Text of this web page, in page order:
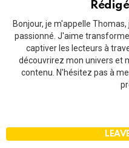
Bonjour, je m'appelle
passionné. J'aime
captiver les lecteurs à
découvrirez mon univers et
contenu. N'hésitez pas à